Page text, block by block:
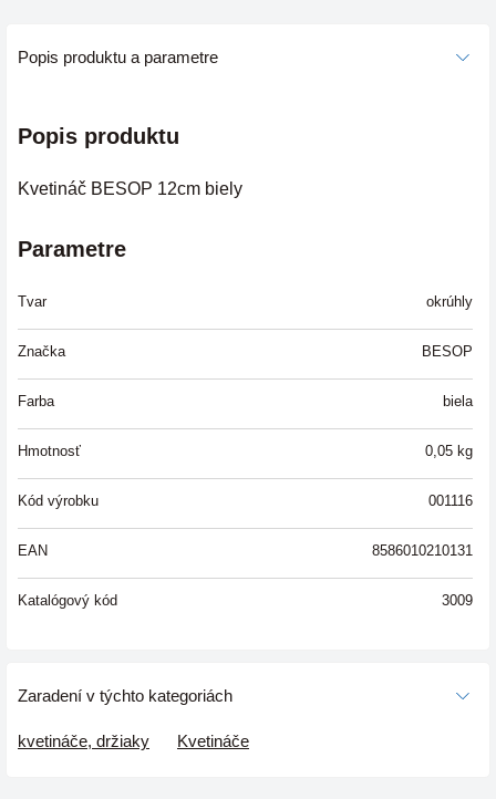
Popis produktu a parametre
Popis produktu
Kvetináč BESOP 12cm biely
Parametre
Tvar okrúhly
Značka BESOP
Farba biela
Hmotnosť 0,05 kg
Kód výrobku 001116
EAN 8586010210131
Katalógový kód 3009
Zaradení v týchto kategoriách
kvetináče, držiaky Kvetináče